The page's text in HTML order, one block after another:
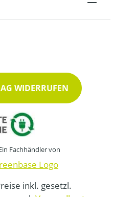
WIDERRUFEN
Fachhändler von
inkl. gesetzl.